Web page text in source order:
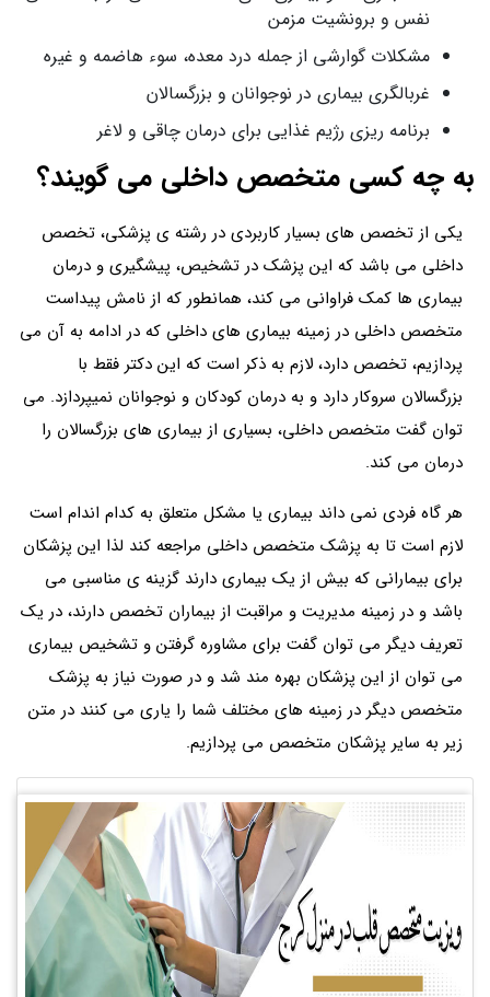
نفس و برونشیت مزمن
مشکلات گوارشی از جمله درد معده، سوء هاضمه و غیره
غربالگری بیماری در نوجوانان و بزرگسالان
برنامه ریزی رژیم غذایی برای درمان چاقی و لاغر
به چه کسی متخصص داخلی می گویند؟
یکی از تخصص های بسیار کاربردی در رشته ی پزشکی، تخصص
داخلی می باشد که این پزشک در تشخیص، پیشگیری و درمان
بیماری ها کمک فراوانی می کند، همانطور که از نامش پیداست
متخصص داخلی در زمینه بیماری های داخلی که در ادامه به آن می
پردازیم، تخصص دارد، لازم به ذکر است که این دکتر فقط با
بزرگسالان سروکار دارد و به درمان کودکان و نوجوانان نمیپردازد. می
توان گفت متخصص داخلی، بسیاری از بیماری های بزرگسالان را
درمان می کند.
هر گاه فردی نمی داند بیماری یا مشکل متعلق به کدام اندام است
لازم است تا به پزشک متخصص داخلی مراجعه کند لذا این پزشکان
برای بیمارانی که بیش از یک بیماری دارند گزینه ی مناسبی می
باشد و در زمینه مدیریت و مراقبت از بیماران تخصص دارند، در یک
تعریف دیگر می توان گفت برای مشاوره گرفتن و تشخیص بیماری
می توان از این پزشکان بهره مند شد و در صورت نیاز به پزشک
متخصص دیگر در زمینه های مختلف شما را یاری می کنند در متن
زیر به سایر پزشکان متخصص می پردازیم.